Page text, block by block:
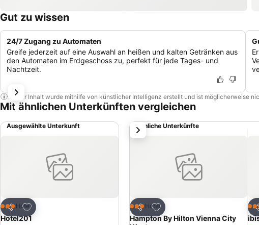
Gut zu wissen
24/7 Zugang zu Automaten
Greife jederzeit auf eine Auswahl an heißen und kalten Getränken aus
den Automaten im Erdgeschoss zu, perfekt für jede Tages- und
Nachtzeit.
Dieser Inhalt wurde mithilfe von künstlicher Intelligenz erstellt und ist möglicherweise
Mit ähnlichen Unterkünften vergleichen
Ausgewählte Unterkunft
Teilen
Zu Favoriten hinzufügen
3 SterneHotel
Hotel201
Ähnliche Unterkünfte
Teilen
Zu Favoriten hinzufügen
3 SterneHotel
Hampton By Hilton Vienna City
3
weiter